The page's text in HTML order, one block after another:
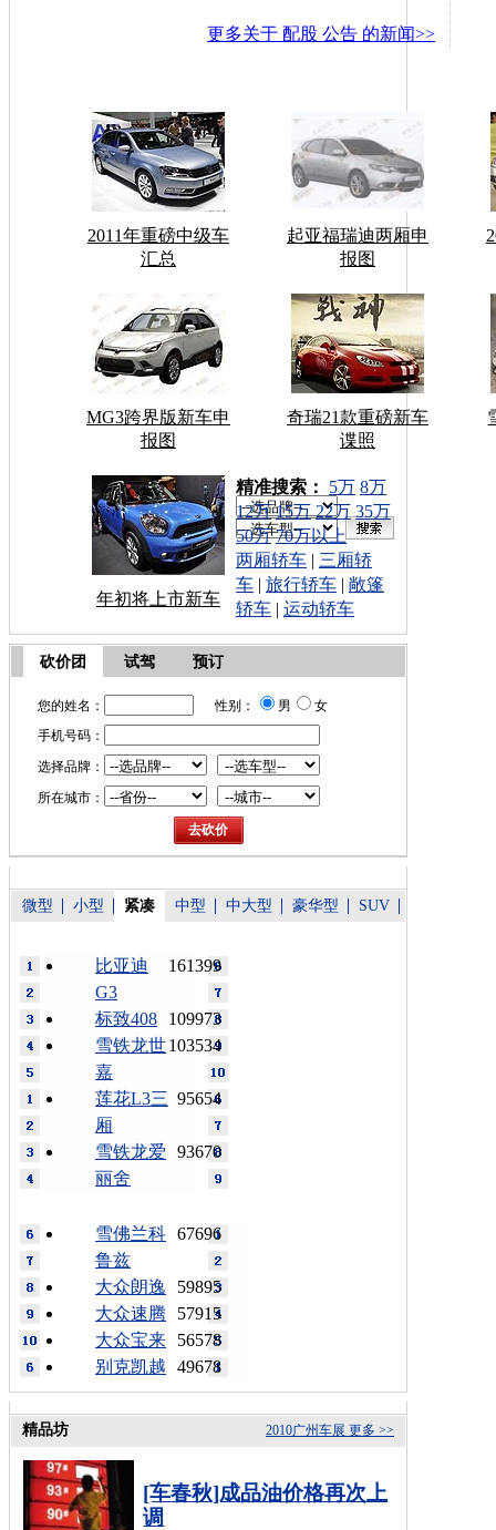
更多关于 配股 公告 的新闻>>
2011年重磅中级车
汇总
起亚福瑞迪两厢申
报图
MG3跨界版新车申
报图
奇瑞21款重磅新车
谍照
年初将上市新车
车型搜索：
精准搜索： 5万 8万
12万 15万 22万 35万
50万 70万以上
两厢轿车 | 三厢轿
车 | 旅行轿车 | 敞篷
轿车 | 运动轿车
砍价团 试驾 预订
您的姓名： 性别： 男
女
手机号码：
选择品牌：
所在城市：
微型 小型 紧凑 中型 中大型 豪华型 SUV
161399
比亚迪
G3
109973
标致408
103534
雪铁龙世
嘉
95654
莲花L3三
厢
93670
雪铁龙爱
丽舍
67696
雪佛兰科
鲁兹
59895
大众朗逸
57915
大众速腾
56578
大众宝来
49678
别克凯越
更多 >>
2010广州车展
精品坊
[车春秋]成品油价格再次上
调